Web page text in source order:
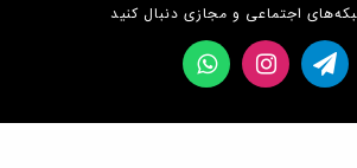
اجتماعی و مجازی دنبال کنید